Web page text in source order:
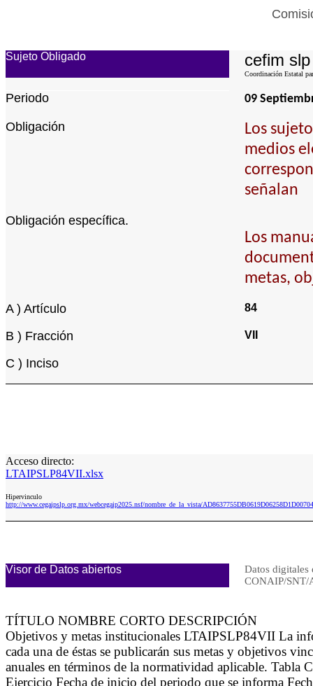
Sujeto Obligado cefim slp
Coordinación Estatal
Periodo 09
Obligación
Los
medios
señalan
Obligación específica.
Los
metas,
A ) Artículo 84
B ) Fracción VII
C ) Inciso
Acceso directo:
LTAIPSLP84VII.xlsx
Hipervinculo
http://www.cegaipslp.org.mx/webcegaip2025.nsf/nombre_de_la_vista/
Visor de Datos abiertos
Datos digitales
CONAIP/SNT/
TÍTULO NOMBRE CORTO DESCRIPCIÓN
Objetivos y metas institucionales LTAIPSLP84VII La
cada una de éstas se publicarán sus metas y objetivos
anuales en términos de la normatividad aplicable. Tabla
Ejercicio Fecha de inicio del periodo que se informa